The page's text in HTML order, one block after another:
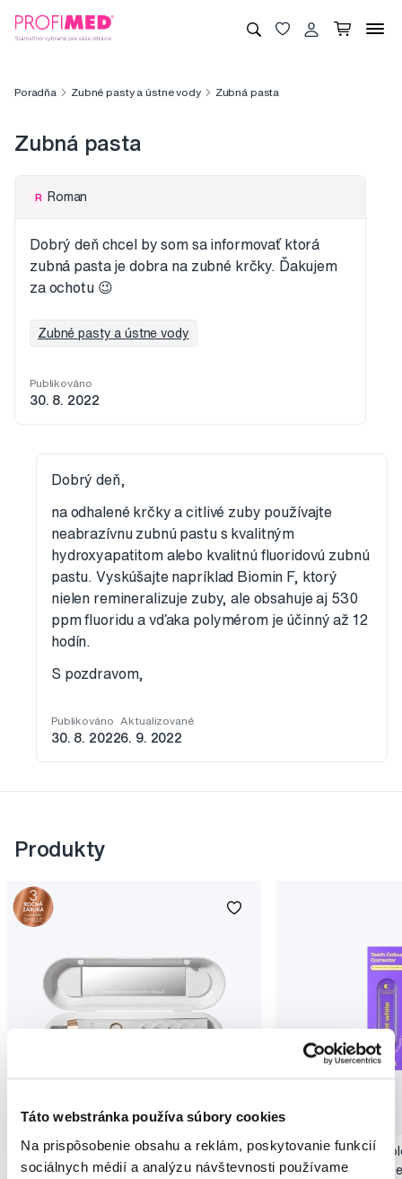
Táto webstránka používa súbory cookies
Na prispôsobenie obsahu a reklám, poskytovanie funkcií
sociálnych médií a analýzu návštevnosti používame
Poradňa Zubné pasty a ústne vody Zubná pasta
Zubná pasta
R Roman
Dobrý deň chcel by som sa informovať ktorá
zubná pasta je dobra na zubné krčky. Ďakujem
za ochotu 😉
Zubné pasty a ústne vody
Publikováno
30. 8. 2022
Dobrý deň,
na odhalené krčky a citlivé zuby používajte
neabrazívnu zubnú pastu s kvalitným
hydroxyapatitom alebo kvalitnú fluoridovú zubnú
pastu. Vyskúšajte napríklad Biomin F, ktorý
nielen remineralizuje zuby, ale obsahuje aj 530
ppm fluoridu a vďaka polymérom je účinný až 12
hodín.
S pozdravom,
Publikováno
30. 8. 2022
Aktualizované
6. 9. 2022
Produkty
Akcia
SMILLE Sonic Brush - Prémiová sonická
kefka s kónickými vláknami SANGI, biela
Pop Instant Teeth
pre okamžitý bieliaci